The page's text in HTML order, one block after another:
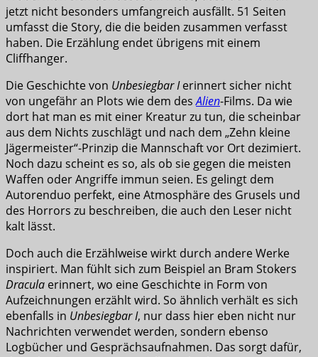
jetzt nicht besonders umfangreich ausfällt. 51 Seiten
umfasst die Story, die die beiden zusammen verfasst
haben. Die Erzählung endet übrigens mit einem
Cliffhanger.
Die Geschichte von Unbesiegbar Ierinnert sicher nicht
von ungefähr an Plots wie dem desAlien-Films. Da wie
dort hat man es mit einer Kreatur zu tun, die scheinbar
aus dem Nichts zuschlägt und nach dem „Zehn kleine
Jägermeister“-Prinzip die Mannschaft vor Ort dezimiert.
Noch dazu scheint es so, als ob sie gegen die meisten
Waffen oder Angriffe immun seien. Es gelingt dem
Autorenduo perfekt, eine Atmosphäre des Grusels und
des Horrors zu beschreiben, die auch den Leser nicht
kalt lässt.
Doch auch die Erzählweise wirkt durch andere Werke
inspiriert. Man fühlt sich zum Beispiel an Bram Stokers
Dracula erinnert, wo eine Geschichte in Form von
Aufzeichnungen erzählt wird. So ähnlich verhält es sich
ebenfalls in Unbesiegbar I, nur dass hier eben nicht nur
Nachrichten verwendet werden, sondern ebenso
Logbücher und Gesprächsaufnahmen. Das sorgt dafür,